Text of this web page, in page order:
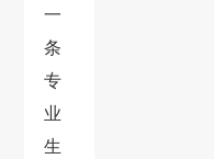
一
条
专
业
生